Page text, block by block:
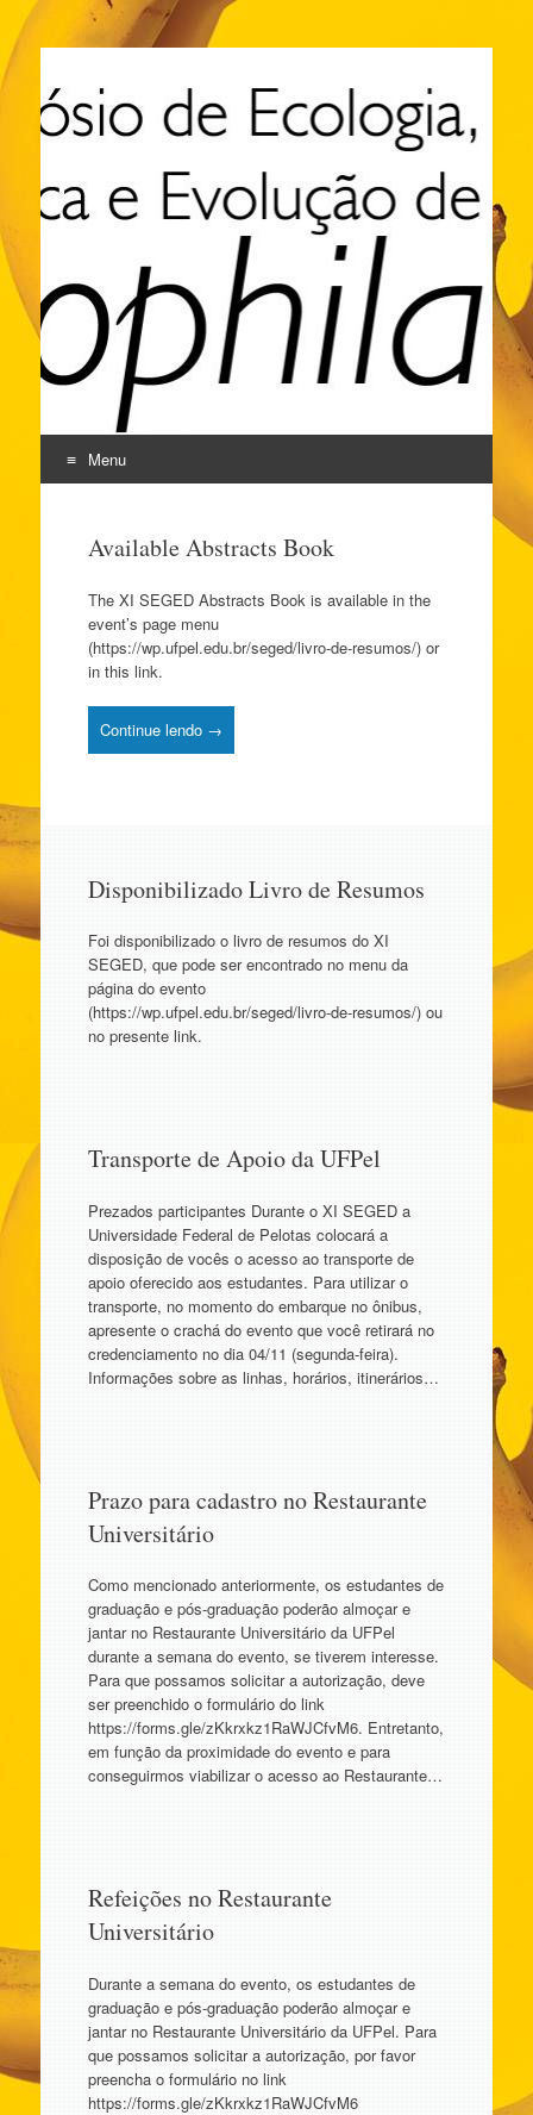
XI Simpósio de
Ecologia, Genética e
Evolução de Drosophila
Menu
Available Abstracts Book
The XI SEGED Abstracts Book is available in the
event’s page menu
(https://wp.ufpel.edu.br/seged/livro-de-resumos/) or
in this link.
Continue lendo →
Disponibilizado Livro de Resumos
Foi disponibilizado o livro de resumos do XI
SEGED, que pode ser encontrado no menu da
página do evento
(https://wp.ufpel.edu.br/seged/livro-de-resumos/) ou
no presente link.
Transporte de Apoio da UFPel
Prezados participantes Durante o XI SEGED a
Universidade Federal de Pelotas colocará a
disposição de vocês o acesso ao transporte de
apoio oferecido aos estudantes. Para utilizar o
transporte, no momento do embarque no ônibus,
apresente o crachá do evento que você retirará no
credenciamento no dia 04/11 (segunda-feira).
Informações sobre as linhas, horários, itinerários…
Prazo para cadastro no Restaurante
Universitário
Como mencionado anteriormente, os estudantes de
graduação e pós-graduação poderão almoçar e
jantar no Restaurante Universitário da UFPel
durante a semana do evento, se tiverem interesse.
Para que possamos solicitar a autorização, deve
ser preenchido o formulário do link
https://forms.gle/zKkrxkz1RaWJCfvM6. Entretanto,
em função da proximidade do evento e para
conseguirmos viabilizar o acesso ao Restaurante…
Refeições no Restaurante
Universitário
Durante a semana do evento, os estudantes de
graduação e pós-graduação poderão almoçar e
jantar no Restaurante Universitário da UFPel. Para
que possamos solicitar a autorização, por favor
preencha o formulário no link
https://forms.gle/zKkrxkz1RaWJCfvM6